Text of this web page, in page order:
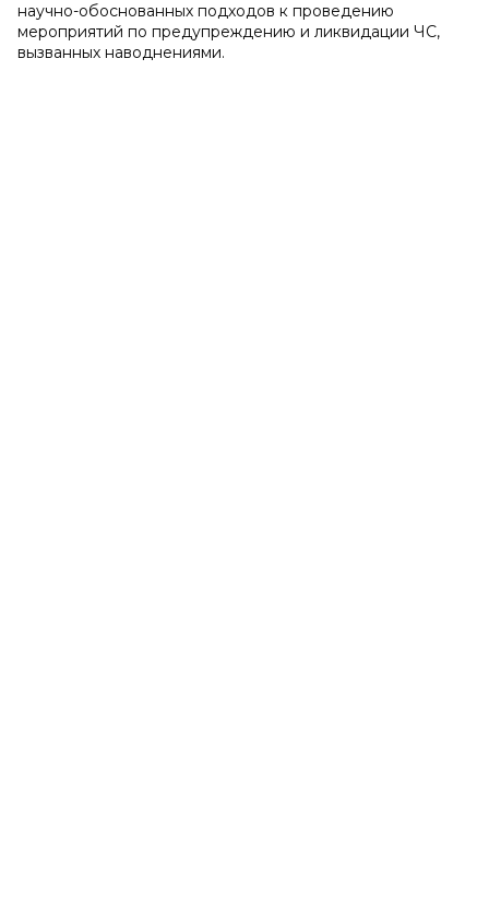
научно-обоснованных подходов к проведению
мероприятий по предупреждению и ликвидации ЧС,
вызванных наводнениями.